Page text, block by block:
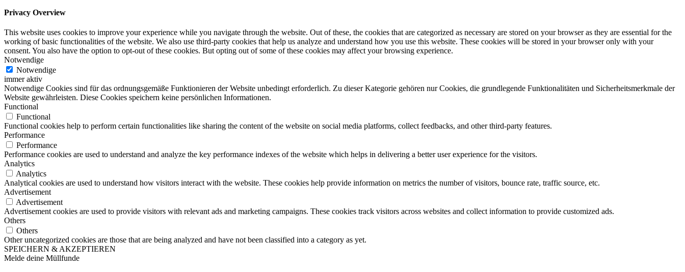
Privacy Overview
This website uses cookies to improve your experience while you navigate through the website. Out of these, the cookies that are categorized as necessary are stored on your browser as they are essential for the
working of basic functionalities of the website. We also use third-party cookies that help us analyze and understand how you use this website. These cookies will be stored in your browser only with your
consent. You also have the option to opt-out of these cookies. But opting out of some of these cookies may affect your browsing experience.
Notwendige
Notwendige
immer aktiv
Notwendige Cookies sind für das ordnungsgemäße Funktionieren der Website unbedingt erforderlich. Zu dieser Kategorie gehören nur Cookies, die grundlegende Funktionalitäten und Sicherheitsmerkmale der
Website gewährleisten. Diese Cookies speichern keine persönlichen Informationen.
Functional
Functional
Functional cookies help to perform certain functionalities like sharing the content of the website on social media platforms, collect feedbacks, and other third-party features.
Performance
Performance
Performance cookies are used to understand and analyze the key performance indexes of the website which helps in delivering a better user experience for the visitors.
Analytics
Analytics
Analytical cookies are used to understand how visitors interact with the website. These cookies help provide information on metrics the number of visitors, bounce rate, traffic source, etc.
Advertisement
Advertisement
Advertisement cookies are used to provide visitors with relevant ads and marketing campaigns. These cookies track visitors across websites and collect information to provide customized ads.
Others
Others
Other uncategorized cookies are those that are being analyzed and have not been classified into a category as yet.
SPEICHERN & AKZEPTIEREN
Melde deine Müllfunde